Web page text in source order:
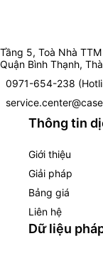
Tầng 5, Toà Nhà
Quận Bình Thạnh,
0971-654-238
Thông tin
Giới thiệu
Giải pháp
Bảng giá
Liên hệ
Dữ liệu